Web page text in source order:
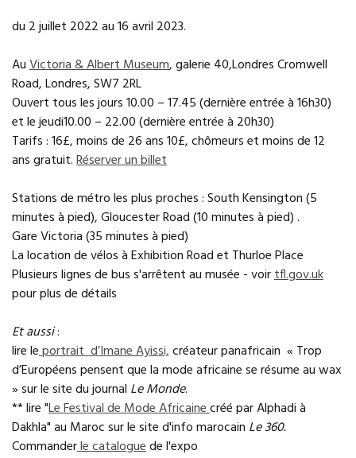
du 2 juillet 2022 au 16 avril 2023.
AuVictoria & Albert Museum, galerie 40,Londres Cromwell
Road, Londres, SW7 2RL
Ouvert tous les jours 10.00 – 17.45 (dernière entrée à 16h30)
et le jeudi10.00 – 22.00 (dernière entrée à 20h30)
Tarifs : 16£, moins de 26 ans 10£, chômeurs et moins de 12
ans gratuit.Réserver un billet
Stations de métro les plus proches : South Kensington (5
minutes à pied), Gloucester Road (10 minutes à pied) .
Gare Victoria (35 minutes à pied)
La location de vélos à Exhibition Road et Thurloe Place
Plusieurs lignes de bus s'arrêtent au musée - voirtfl.gov.uk
pour plus de détails
Et aussi:
lire leportrait d’Imane Ayissi,créateur panafricain « Trop
d’Européens pensent que la mode africaine se résume au wax
» sur le site du journal Le Monde.
** lire "Le Festival de Mode Africainecréé par Alphadi à
Dakhla" au Maroc sur le site d'info marocain Le 360.
Commanderle cataloguede l'expo